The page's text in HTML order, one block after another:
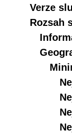
Verze
Rozsah